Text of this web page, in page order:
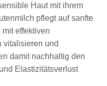
Haut mit ihrem
pflegt auf sanfte
effektiven
vitalisieren und
damit nachhaltig den
Elastizitätsverlust